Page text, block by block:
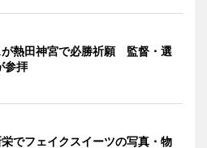
が熱田神宮で必勝祈願 監督・選
参拝
でフェイクスイーツの写真・物